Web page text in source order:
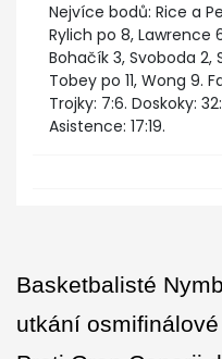
Nejvíce bodů: Rice a
Rylich po 8, Lawrence
Bohačík 3, Svoboda
Tobey po 11, Wong 9.
Trojky: 7:6. Doskoky:
Asistence: 17:19.
Basketbalisté
utkání